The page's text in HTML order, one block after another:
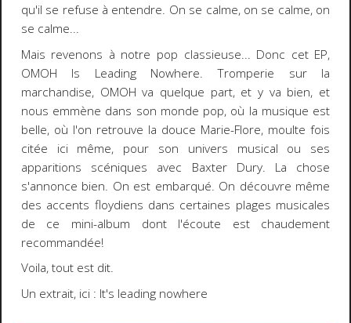
qu'il se refuse à entendre. On se calme, on se calme, on
se calme...
Mais revenons à notre pop classieuse... Donc cet EP,
OMOH Is Leading Nowhere. Tromperie sur la
marchandise, OMOH va quelque part, et y va bien, et
nous emmène dans son monde pop, où la musique est
belle, où l'on retrouve la douce Marie-Flore, moulte fois
citée ici même, pour son univers musical ou ses
apparitions scéniques avec Baxter Dury. La chose
s'annonce bien. On est embarqué. On découvre même
des accents floydiens dans certaines plages musicales
de ce mini-album dont l'écoute est chaudement
recommandée!
Voila, tout est dit.
Un extrait, ici : It's leading nowhere